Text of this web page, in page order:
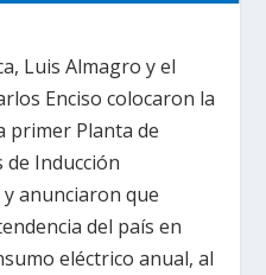
Luis Almagro y el
Enciso colocaron la
primer Planta de
de Inducción
anunciaron que
del país en
eléctrico anual, al